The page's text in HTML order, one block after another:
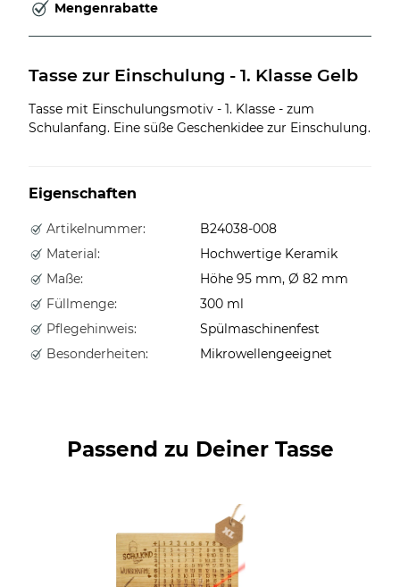
Mengenrabatte
Tasse zur Einschulung - 1. Klasse Gelb
Tasse mit Einschulungsmotiv - 1. Klasse - zum
Schulanfang. Eine süße Geschenkidee zur Einschulung.
Eigenschaften
Artikelnummer:
B24038-008
Material:
Hochwertige Keramik
Maße:
Höhe 95 mm, Ø 82 mm
Füllmenge:
300 ml
Pflegehinweis:
Spülmaschinenfest
Besonderheiten:
Mikrowellengeeignet
Passend zu Deiner Tasse